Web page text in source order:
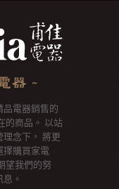
品電器銷售的
的商品。 以站
理念下， 將更
擇購買家電
望我們的努
。